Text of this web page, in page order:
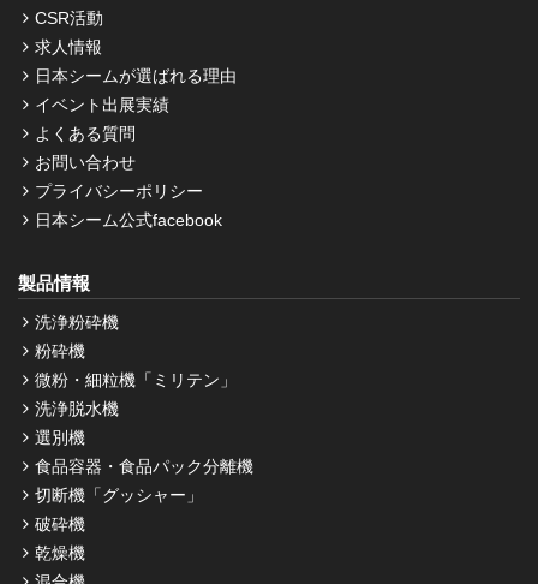
CSR活動
求人情報
日本シームが選ばれる理由
イベント出展実績
よくある質問
お問い合わせ
プライバシーポリシー
日本シーム公式facebook
製品情報
洗浄粉砕機
粉砕機
微粉・細粒機「ミリテン」
洗浄脱水機
選別機
食品容器・食品パック分離機
切断機「グッシャー」
破砕機
乾燥機